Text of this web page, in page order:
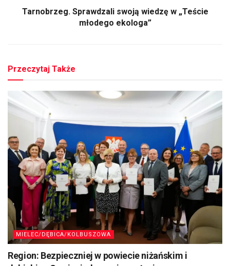
Tarnobrzeg. Sprawdzali swoją wiedzę w „Teście
młodego ekologa”
Przeczytaj Także
MIELEC/DĘBICA/KOLBUSZOWA
Region: Bezpieczniej w powiecie niżańskim i